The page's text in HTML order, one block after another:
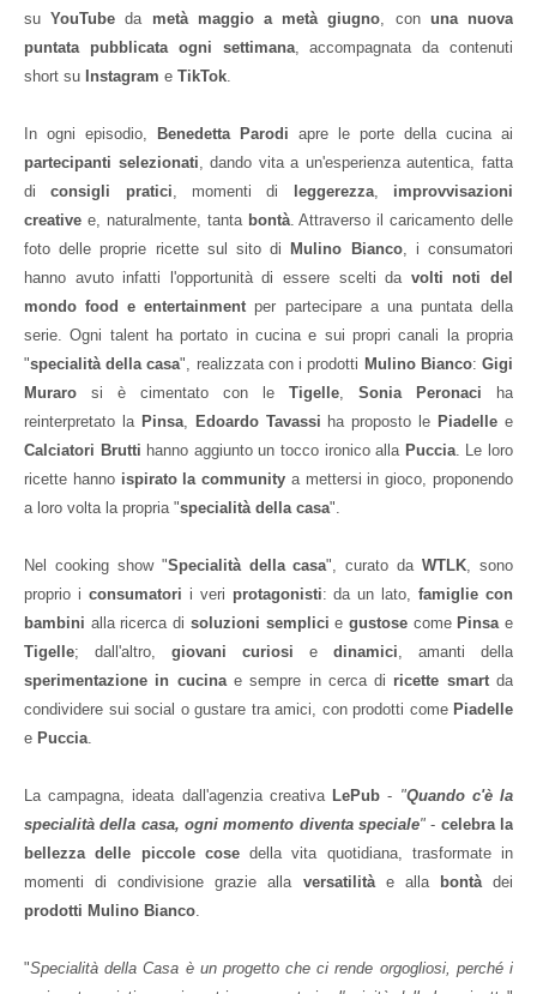
suYouTubeda metà maggio a metà giugno, con una
nuova
puntata pubblicata ogni settimana, accompagnata da contenuti
short su Instagram e TikTok.
In ogni episodio, Benedetta Parodi apre le porte della cucina ai
partecipanti selezionati, dando vita a un'esperienza autentica, fatta
diconsigli pratici, momenti di leggerezza, improvvisazioni
creative e, naturalmente, tanta bontà. Attraverso il caricamento delle
foto delle proprie ricette sul sito di
Mulino Bianco, i consumatori
hanno avuto infatti l'opportunità di essere scelti da volti noti del
mondo food e entertainment per partecipare a una puntata della
serie. Ogni talent ha portato in cucina e sui propri canali la propria
"specialità della casa", realizzata con i prodotti Mulino Bianco:Gigi
Muraro si è cimentato con le Tigelle, Sonia Peronaci ha
reinterpretato la Pinsa, Edoardo Tavassi ha proposto le Piadelle e
Calciatori Brutti hanno aggiunto un tocco ironico alla Puccia. Le loro
ricette hanno ispirato la community a mettersi in gioco, proponendo
a loro volta la propria "specialità della casa".
Nel cooking show "Specialità della casa", curato daWTLK, sono
proprio i consumatori i veri protagonisti: da un lato,famiglie con
bambini alla ricerca di soluzioni semplici e gustosecome Pinsae
Tigelle; dall'altro, giovani curiosi e dinamici, amanti della
sperimentazione in cucinae sempre in cerca di ricette smartda
condividere sui social o gustare tra amici, con prodotti come Piadelle
e Puccia.
La campagna, ideata dall'agenzia creativa LePub - "Quando c'è la
specialità della casa, ogni momento diventa speciale" - celebra la
bellezza delle piccole cosedella vita quotidiana, trasformate in
momenti di condivisione grazie alla versatilitàe alla bontàdei
prodotti Mulino Bianco.
"Specialità della Casa è un progetto che ci rende orgogliosi, perché i